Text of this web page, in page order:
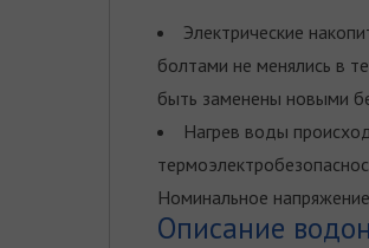
Электрические
болтами не менялись в
быть заменены новыми
Нагрев воды
Номинальное
Описание